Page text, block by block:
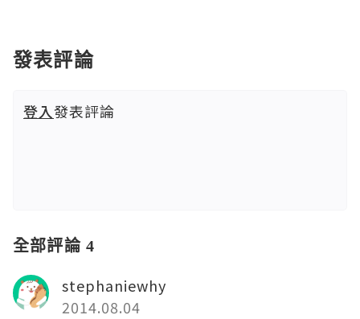
發表評論
登入發表評論
全部評論 4
stephaniewhy
2014.08.04